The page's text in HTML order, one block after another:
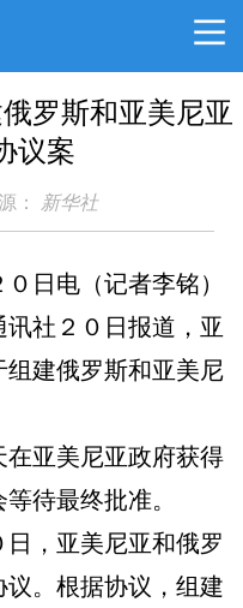
罗斯和亚美尼亚
议案
： 新华社
电（记者李铭）
社２０日报道，亚
建俄罗斯和亚美尼
亚美尼亚政府获得
待最终批准。
，亚美尼亚和俄罗
。根据协议，组建